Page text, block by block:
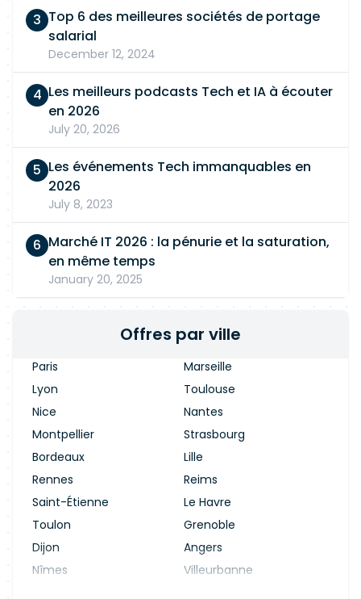
Top 6 des meilleures sociétés de portage
salarial
December 12, 2024
Les meilleurs podcasts Tech et IA à écouter
en 2026
July 20, 2026
Les événements Tech immanquables en
2026
July 8, 2023
Marché IT 2026 : la pénurie et la saturation,
en même temps
January 20, 2025
Offres par ville
Paris
Marseille
Lyon
Toulouse
Nice
Nantes
Montpellier
Strasbourg
Bordeaux
Lille
Rennes
Reims
Saint-Étienne
Le Havre
Toulon
Grenoble
Dijon
Angers
Nîmes
Villeurbanne